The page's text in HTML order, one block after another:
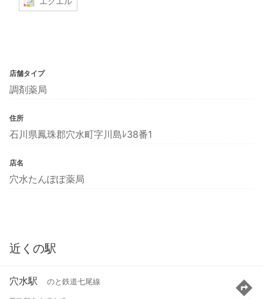
店舗タイプ
調剤薬局
住所
石川県鳳珠郡穴水町字川島ﾚ38番1
店名
穴水たんぽぽ薬局
近くの駅
穴水駅 のと鉄道七尾線